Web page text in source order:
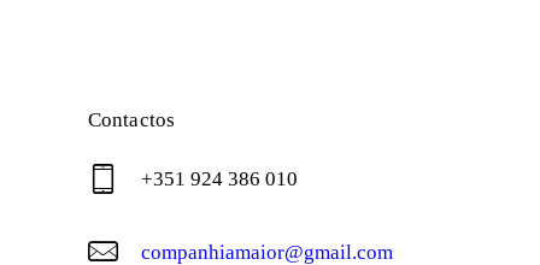
Contactos
+351 924 386 010
companhiamaior@gmail.com